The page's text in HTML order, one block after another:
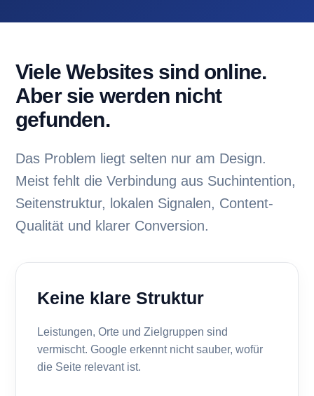
Viele Websites sind online.
Aber sie werden nicht
gefunden.
Das Problem liegt selten nur am Design.
Meist fehlt die Verbindung aus Suchintention,
Seitenstruktur, lokalen Signalen, Content-
Qualität und klarer Conversion.
Keine klare Struktur
Leistungen, Orte und Zielgruppen sind
vermischt. Google erkennt nicht sauber, wofür
die Seite relevant ist.